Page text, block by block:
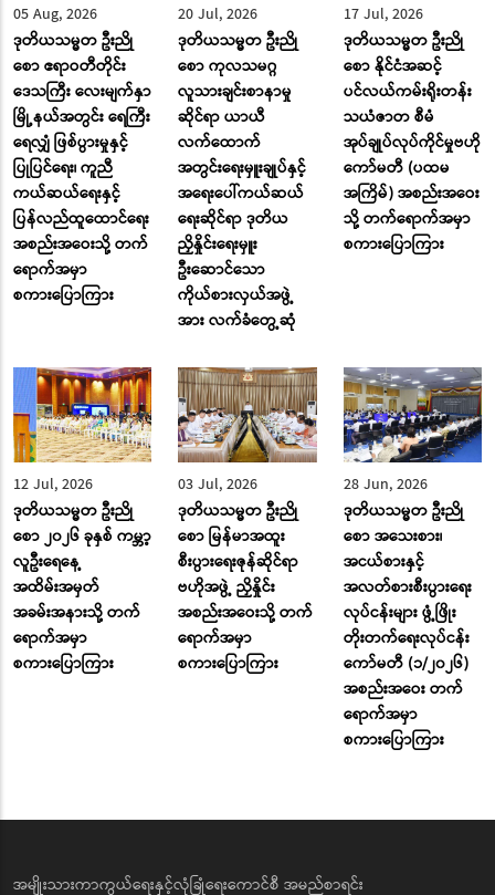
05 Aug, 2026
ဒုတိယသမ္မတ ဦးညို
စော ဧရာဝတီတိုင်း
ဒေသကြီး လေးမျက်နှာ
မြို့နယ်အတွင်း ရေကြီး
ရေလျှံ ဖြစ်ပွားမှုနှင့်
ပြုပြင်ရေး၊ ကူညီ
ကယ်ဆယ်ရေးနှင့်
ပြန်လည်ထူထောင်ရေး
အစည်းအဝေးသို့ တက်
ရောက်အမှာ
စကားပြောကြား
20 Jul, 2026
ဒုတိယသမ္မတ ဦးညို
စော ကုလသမဂ္ဂ
လူသားချင်းစာနာမှု
ဆိုင်ရာ ယာယီ
လက်ထောက်
အတွင်းရေးမှူးချုပ်နှင့်
အရေးပေါ်ကယ်ဆယ်
ရေးဆိုင်ရာ ဒုတိယ
ညှိနှိုင်းရေးမှူး
ဦးဆောင်သော
ကိုယ်စားလှယ်အဖွဲ့
အား လက်ခံတွေ့ဆုံ
17 Jul, 2026
ဒုတိယသမ္မတ ဦးညို
စော နိုင်ငံအဆင့်
ပင်လယ်ကမ်းရိုးတန်း
သယံဇာတ စီမံ
အုပ်ချုပ်လုပ်ကိုင်မှုဗဟို
ကော်မတီ (ပထမ
အကြိမ်) အစည်းအဝေး
သို့ တက်ရောက်အမှာ
စကားပြောကြား
12 Jul, 2026
ဒုတိယသမ္မတ ဦးညို
စော ၂၀၂၆ ခုနှစ် ကမ္ဘာ့
လူဦးရေနေ့
အထိမ်းအမှတ်
အခမ်းအနားသို့ တက်
ရောက်အမှာ
စကားပြောကြား
03 Jul, 2026
ဒုတိယသမ္မတ ဦးညို
စော မြန်မာအထူး
စီးပွားရေးဇုန်ဆိုင်ရာ
ဗဟိုအဖွဲ့ ညှိနှိုင်း
အစည်းအဝေးသို့ တက်
ရောက်အမှာ
စကားပြောကြား
28 Jun, 2026
ဒုတိယသမ္မတ ဦးညို
စော အသေးစား၊
အငယ်စားနှင့်
အလတ်စားစီးပွားရေး
လုပ်ငန်းများ ဖွံ့ဖြိုး
တိုးတက်ရေးလုပ်ငန်း
ကော်မတီ (၁/၂၀၂၆)
အစည်းအဝေး တက်
ရောက်အမှာ
စကားပြောကြား
အမျိုးသားကာကွယ်ရေးနှင့်လုံခြုံရေးကောင်စီ အမည်စာရင်း